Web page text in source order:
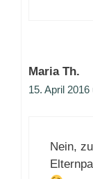
Maria Th.
15. April
Nein,